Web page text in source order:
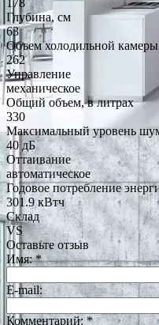
Глубина, см
63
Объем холодильной
262
Управление
механическое
Общий объем, в литрах
330
Максимальный уровень
40 дБ
Оттаивание
автоматическое
Годовое потребление
301.9 кВтч
Склад
VS
Оставьте отзыв
Имя:*
E-mail:
Комментарий:*